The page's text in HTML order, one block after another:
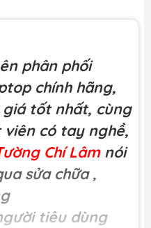
phân phối
chính hãng,
tốt nhất, cùng
có tay nghề,
Chí Lâm nói
sửa chữa ,
tiêu dùng